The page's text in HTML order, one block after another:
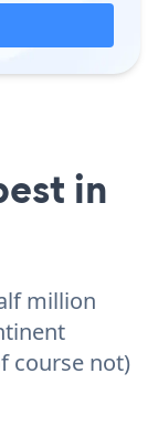
in
million
course not)